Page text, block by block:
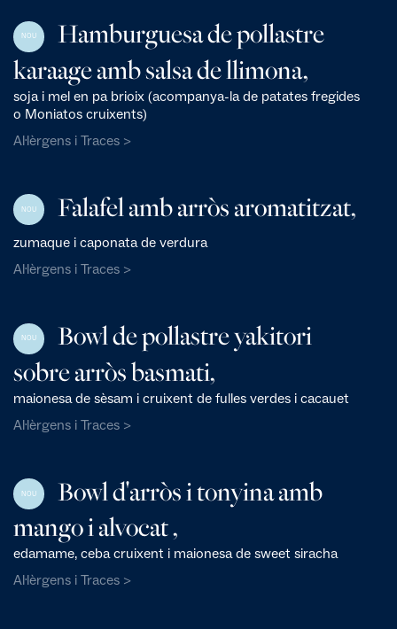
NOU
Hamburguesa de pollastre
karaage amb salsa de llimona,
soja i mel en pa brioix (acompanya-la de patates fregides
o Moniatos cruixents)
Al·lèrgens i Traces >
NOU Falafel amb arròs aromatitzat,
zumaque i caponata de verdura
Al·lèrgens i Traces >
NOU
Bowl de pollastre yakitori
sobre arròs basmati,
maionesa de sèsam i cruixent de fulles verdes i cacauet
Al·lèrgens i Traces >
NOU
Bowl d'arròs i tonyina amb
mango i alvocat ,
edamame, ceba cruixent i maionesa de sweet siracha
Al·lèrgens i Traces >